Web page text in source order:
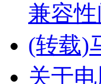
兼容
(转载)
关于